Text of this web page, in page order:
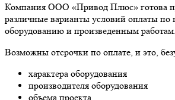
Компания ООО «Привод Плюс» готова
различные варианты условий оплаты по
оборудованию и произведенным работам.
Возможны отсрочки по оплате, и это,
характера оборудования
производителя оборудования
объема проекта